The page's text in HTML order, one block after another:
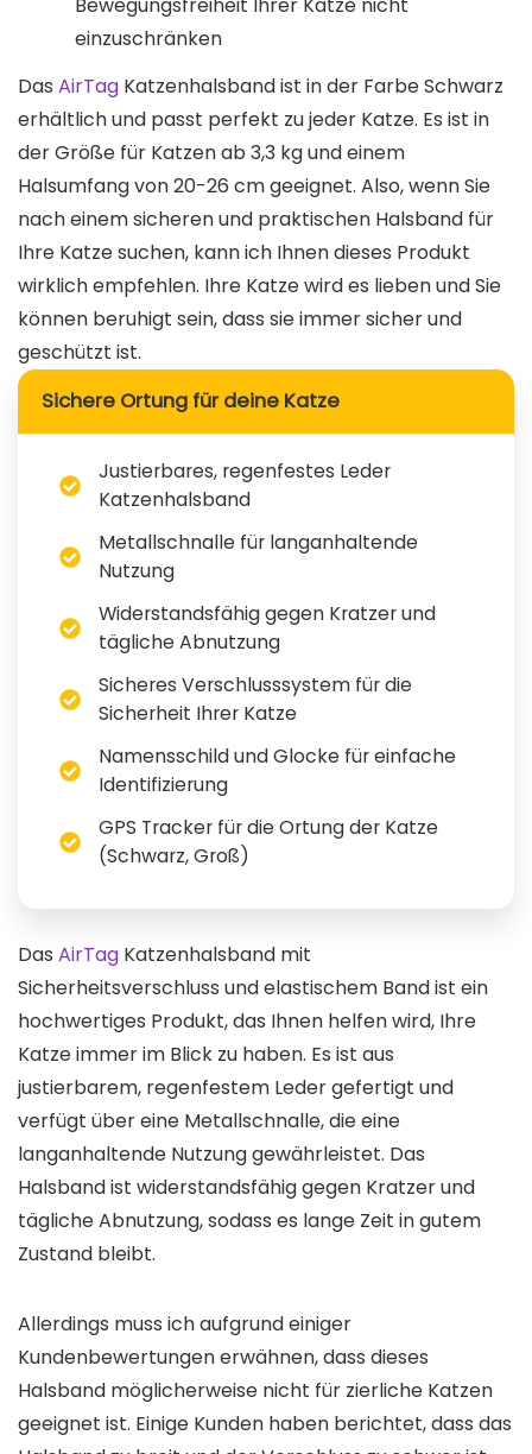
Bewegungsfreiheit Ihrer Katze nicht
einzuschränken
Das AirTag Katzenhalsband ist in der Farbe Schwarz
erhältlich und passt perfekt zu jeder Katze. Es ist in
der Größe für Katzen ab 3,3 kg und einem
Halsumfang von 20-26 cm geeignet. Also, wenn Sie
nach einem sicheren und praktischen Halsband für
Ihre Katze suchen, kann ich Ihnen dieses Produkt
wirklich empfehlen. Ihre Katze wird es lieben und Sie
können beruhigt sein, dass sie immer sicher und
geschützt ist.
Sichere Ortung für deine Katze
Justierbares, regenfestes Leder
Katzenhalsband
Metallschnalle für langanhaltende
Nutzung
Widerstandsfähig gegen Kratzer und
tägliche Abnutzung
Sicheres Verschlusssystem für die
Sicherheit Ihrer Katze
Namensschild und Glocke für einfache
Identifizierung
GPS Tracker für die Ortung der Katze
(Schwarz, Groß)
Das AirTag Katzenhalsband mit
Sicherheitsverschluss und elastischem Band ist ein
hochwertiges Produkt, das Ihnen helfen wird, Ihre
Katze immer im Blick zu haben. Es ist aus
justierbarem, regenfestem Leder gefertigt und
verfügt über eine Metallschnalle, die eine
langanhaltende Nutzung gewährleistet. Das
Halsband ist widerstandsfähig gegen Kratzer und
tägliche Abnutzung, sodass es lange Zeit in gutem
Zustand bleibt.
Allerdings muss ich aufgrund einiger
Kundenbewertungen erwähnen, dass dieses
Halsband möglicherweise nicht für zierliche Katzen
geeignet ist. Einige Kunden haben berichtet, dass das